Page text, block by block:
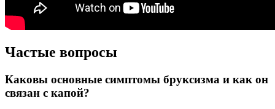
Частые вопросы
Каковы основные симптомы бруксизма и как он
связан с капой?